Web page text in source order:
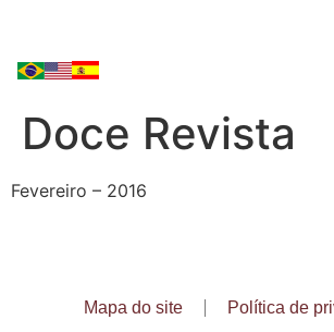
Doce Revista
Fevereiro – 2016
Mapa do site Política de